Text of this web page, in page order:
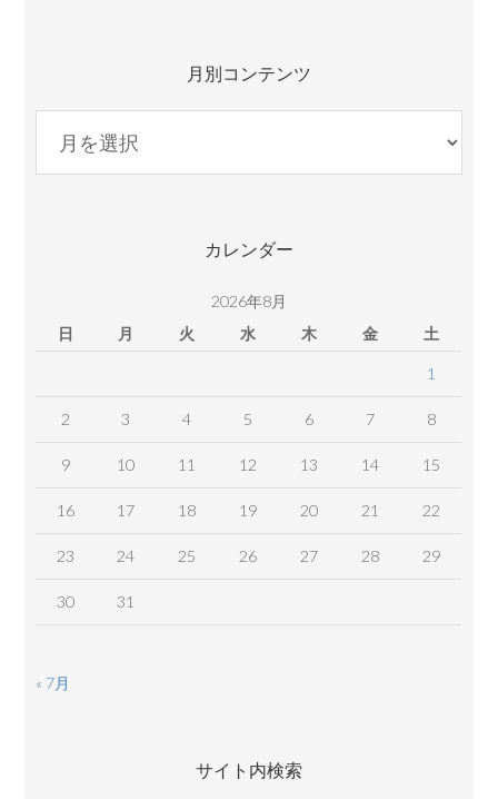
月別コンテンツ
コ
カレンダー
2026年8月
日
月 火 水 木 金 土
1
2 3 4 5 6 7 8
9 10 11 12 13 14 15
16 17 18 19 20 21 22
23 24 25 26 27 28 29
30 31
« 7月
サイト内検索